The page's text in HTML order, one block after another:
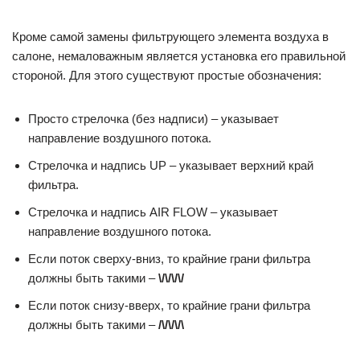
Кроме самой замены фильтрующего элемента воздуха в
салоне, немаловажным является установка его правильной
стороной. Для этого существуют простые обозначения:
Просто стрелочка (без надписи) – указывает
направление воздушного потока.
Стрелочка и надпись UP – указывает верхний край
фильтра.
Стрелочка и надпись AIR FLOW – указывает
направление воздушного потока.
Если поток сверху-вниз, то крайние грани фильтра
должны быть такими –\/\/\/\/
Если поток снизу-вверх, то крайние грани фильтра
должны быть такими –/\/\/\/\